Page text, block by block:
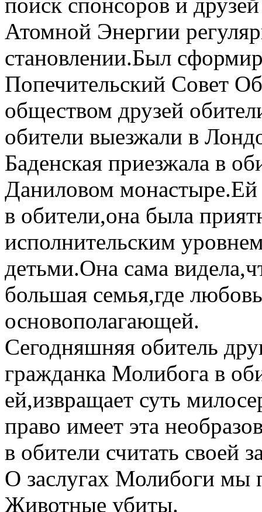
поиск спонсоров и
Атомной Энергии
становлении.Был
Попечительский Совет
обществом друзей
обители выезжали в
Баденская приезжала в
Даниловом монастыре.Ей
в обители,она была
исполнительским
детьми.Она сама
большая семья,где
основополагающей.
Сегодняшняя обитель
гражданка Молибога в
ей,извращает суть
право имеет эта
в обители считать своей
О заслугах Молибоги мы
Животные убиты.